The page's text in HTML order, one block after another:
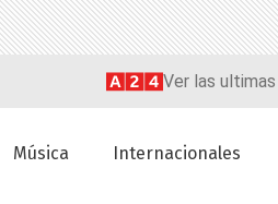
Ver las
Música Internacionales